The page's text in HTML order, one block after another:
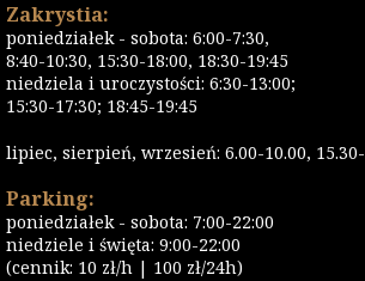
Zakrystia:
poniedziałek - sobota: 6:00-7:30,
8:40-10:30, 15:30-18:00, 18:30-19:45
niedziela i uroczystości: 6:30-13:00;
15:30-17:30; 18:45-19:45
lipiec, sierpień, wrzesień: 6.00-10.00, 15.30-
Parking:
poniedziałek - sobota: 7:00-22:00
niedziele i święta: 9:00-22:00
(cennik: 10 zł/h | 100 zł/24h)